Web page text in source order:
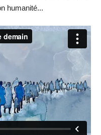
humanité...